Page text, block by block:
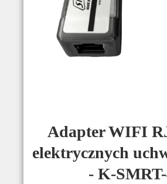
Adapter WIFI
elektrycznych
- K-